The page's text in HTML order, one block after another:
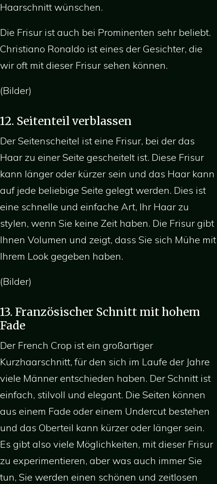
Haarschnitt wünschen.
Die Frisur ist auch bei Prominenten sehr beliebt.
Christiano Ronaldo ist eines der Gesichter, die
wir oft mit dieser Frisur sehen können.
(Bilder)
12. Seitenteil verblassen
Der Seitenscheitel ist eine Frisur, bei der das
Haar zu einer Seite gescheitelt ist. Diese Frisur
kann länger oder kürzer sein und das Haar kann
auf jede beliebige Seite gelegt werden. Dies ist
eine schnelle und einfache Art, Ihr Haar zu
stylen, wenn Sie keine Zeit haben. Die Frisur gibt
Ihnen Volumen und zeigt, dass Sie sich Mühe mit
Ihrem Look gegeben haben.
(Bilder)
13. Französischer Schnitt mit hohem
Fade
Der French Crop ist ein großartiger
Kurzhaarschnitt, für den sich im Laufe der Jahre
viele Männer entschieden haben. Der Schnitt ist
einfach, stilvoll und elegant. Die Seiten können
aus einem Fade oder einem Undercut bestehen
und das Oberteil kann kürzer oder länger sein.
Es gibt also viele Möglichkeiten, mit dieser Frisur
zu experimentieren, aber was auch immer Sie
tun, Sie werden einen schönen und zeitlosen